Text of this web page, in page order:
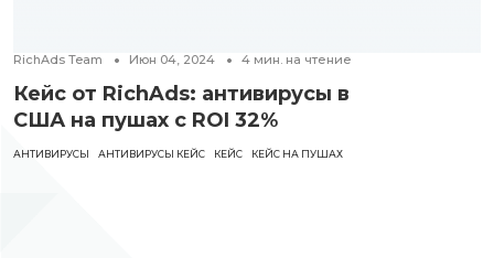
RichAds Team Июн 04, 2024 4 мин. на чтение
Кейс от RichAds: антивирусы в
США на пушах с ROI 32%
АНТИВИРУСЫ АНТИВИРУСЫ КЕЙС КЕЙС КЕЙС НА ПУШАХ